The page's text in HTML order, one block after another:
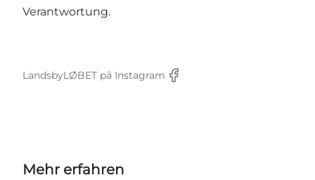
Verantwortung.
LandsbyLØBET på Instagram
Facebook
Mehr erfahren